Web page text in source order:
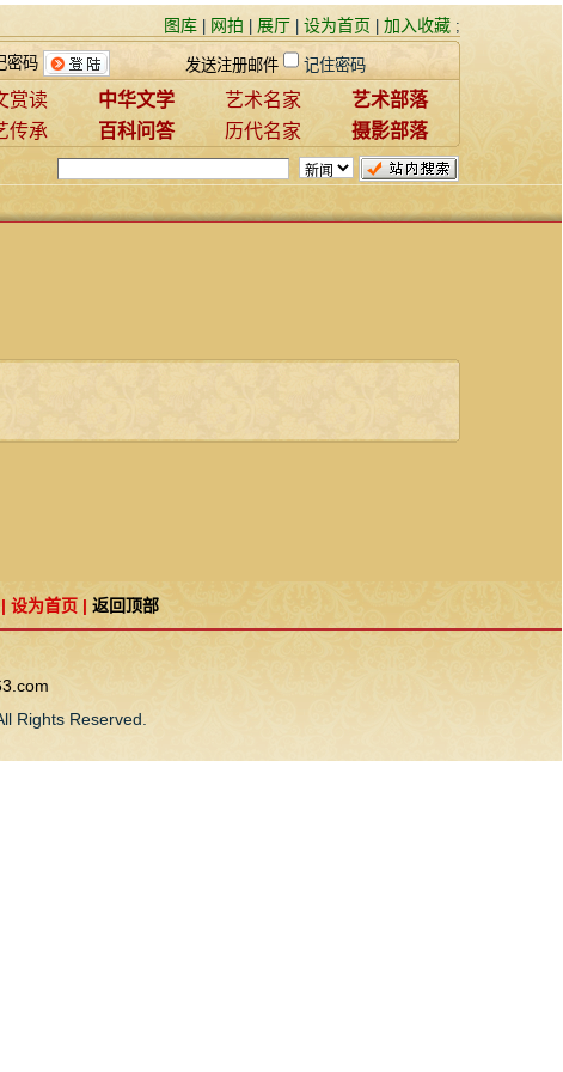
图库 网拍 展厅 设为首页 加入收藏 ;
密码 发送注册邮件 记住密码
赏读 中华文学 艺术名家
艺术部落
传承 百科问答 历代名家 摄影部落
| 设为首页 | 返回顶部
Rights Reserved.